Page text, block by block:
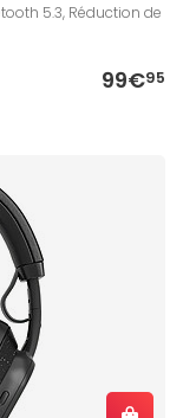
5.3, Réduction de
99€95